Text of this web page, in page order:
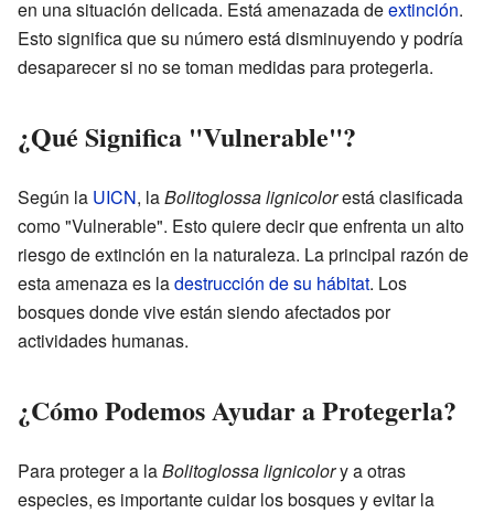
en una situación delicada. Está amenazada deextinción.
Esto significa que su número está disminuyendo y podría
desaparecer si no se toman medidas para protegerla.
¿Qué Significa "Vulnerable"?
Según la UICN, laBolitoglossa lignicolorestá clasificada
como "Vulnerable". Esto quiere decir que enfrenta un alto
riesgo de extinción en la naturaleza. La principal razón de
esta amenaza es ladestrucción de su hábitat. Los
bosques donde vive están siendo afectados por
actividades humanas.
¿Cómo Podemos Ayudar a Protegerla?
Para proteger a laBolitoglossa lignicolory a otras
especies, es importante cuidar los bosques y evitar la